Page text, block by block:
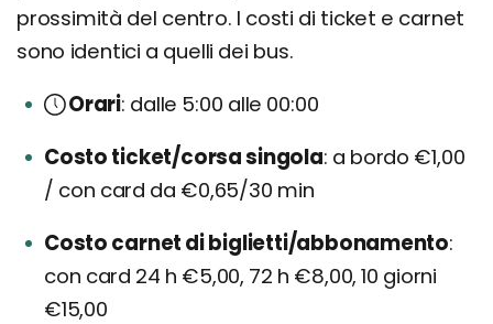
prossimità del centro. I costi di ticket e carnet
sono identici a quelli dei bus.
Orari dalle 5:00 alle 00:00
Costo ticket/corsa singola a bordo €1,00
/ con card da €0,65/30 min
Costo carnet di biglietti/abbonamento
con card 24 h €5,00, 72 h €8,00, 10 giorni
€15,00